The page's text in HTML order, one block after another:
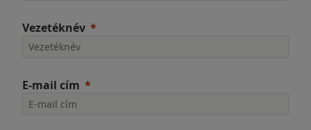
Vezetéknév
E-mail cím